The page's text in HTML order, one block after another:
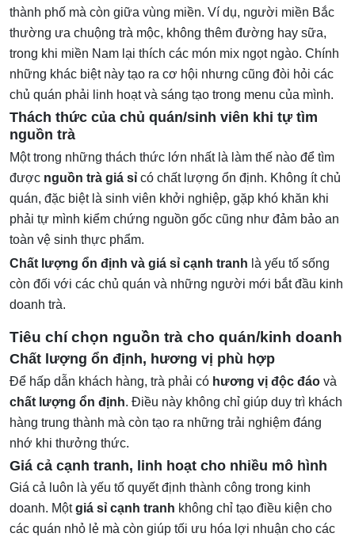
thành phố mà còn giữa vùng miền. Ví dụ, người miền Bắc
thường ưa chuộng trà mộc, không thêm đường hay sữa,
trong khi miền Nam lại thích các món mix ngọt ngào. Chính
những khác biệt này tạo ra cơ hội nhưng cũng đòi hỏi các
chủ quán phải linh hoạt và sáng tạo trong menu của mình.
Thách thức của chủ quán/sinh viên khi tự tìm
nguồn trà
Một trong những thách thức lớn nhất là làm thế nào để tìm
được nguồn trà giá sỉ có chất lượng ổn định. Không ít chủ
quán, đặc biệt là sinh viên khởi nghiệp, gặp khó khăn khi
phải tự mình kiểm chứng nguồn gốc cũng như đảm bảo an
toàn vệ sinh thực phẩm.
Chất lượng ổn định và giá sỉ cạnh tranh là yếu tố sống
còn đối với các chủ quán và những người mới bắt đầu kinh
doanh trà.
Tiêu chí chọn nguồn trà cho quán/kinh doanh
Chất lượng ổn định, hương vị phù hợp
Để hấp dẫn khách hàng, trà phải có hương vị độc đáo và
chất lượng ổn định. Điều này không chỉ giúp duy trì khách
hàng trung thành mà còn tạo ra những trải nghiệm đáng
nhớ khi thưởng thức.
Giá cả cạnh tranh, linh hoạt cho nhiều mô hình
Giá cả luôn là yếu tố quyết định thành công trong kinh
doanh. Mộtgiá sỉ cạnh tranh không chỉ tạo điều kiện cho
các quán nhỏ lẻ mà còn giúp tối ưu hóa lợi nhuận cho các